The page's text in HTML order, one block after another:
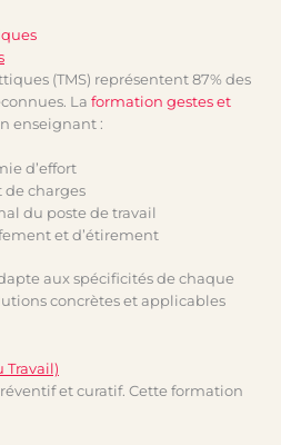
(TMS) représentent 87% des
La formation gestes et
enseignant :
d’effort
de charges
du poste de travail
et d’étirement
aux spécificités de chaque
concrètes et applicables
Travail)
et curatif. Cette formation